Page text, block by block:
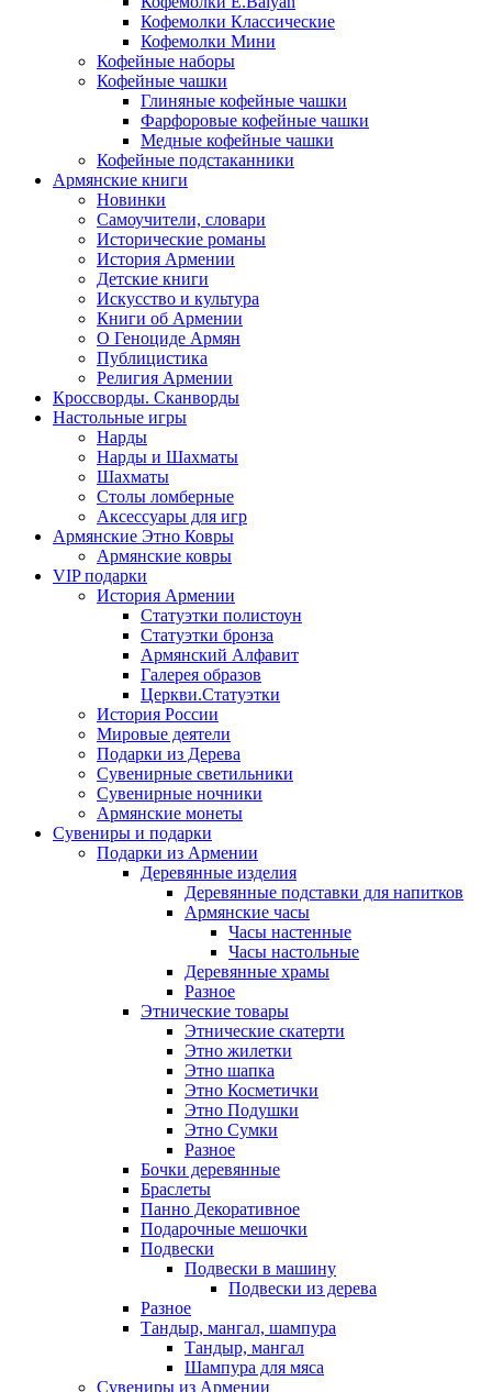
Кофемолки Классические
Кофемолки Мини
Кофейные наборы
Кофейные чашки
Глиняные кофейные чашки
Фарфоровые кофейные чашки
Медные кофейные чашки
Кофейные подстаканники
Армянские книги
Новинки
Самоучители, словари
Исторические романы
История Армении
Детские книги
Иcкусство и культура
Книги об Армении
О Геноциде Армян
Публицистика
Религия Армении
Кроссворды. Сканворды
Настольные игры
Нарды
Нарды и Шахматы
Шахматы
Столы ломберные
Аксессуары для игр
Армянские Этно Ковры
Армянские ковры
VIP подарки
История Армении
Статуэтки полистоун
Статуэтки бронза
Армянский Алфавит
Галерея образов
Церкви.Статуэтки
История России
Мировые деятели
Подарки из Дерева
Сувенирные светильники
Сувенирные ночники
Армянские монеты
Сувениры и подарки
Подарки из Армении
Деревянные изделия
Деревянные подставки для напитков
Армянские часы
Часы настенные
Часы настольные
Деревянные храмы
Разное
Этнические товары
Этнические скатерти
Этно жилетки
Этно шапка
Этно Косметички
Этно Подушки
Этно Сумки
Разное
Бочки деревянные
Браслеты
Панно Декоративное
Подарочные мешочки
Подвески
Подвески в машину
Подвески из дерева
Разное
Тандыр, мангал, шампура
Тандыр, мангал
Шампура для мяса
Сувениры из Армении